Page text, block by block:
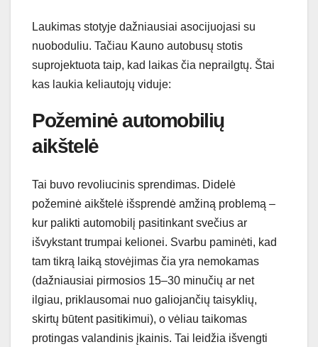
Laukimas stotyje dažniausiai asocijuojasi su
nuoboduliu. Tačiau Kauno autobusų stotis
suprojektuota taip, kad laikas čia neprailgtų. Štai
kas laukia keliautojų viduje:
Požeminė automobilių
aikštelė
Tai buvo revoliucinis sprendimas. Didelė
požeminė aikštelė išsprendė amžiną problemą –
kur palikti automobilį pasitinkant svečius ar
išvykstant trumpai kelionei. Svarbu paminėti, kad
tam tikrą laiką stovėjimas čia yra nemokamas
(dažniausiai pirmosios 15–30 minučių ar net
ilgiau, priklausomai nuo galiojančių taisyklių,
skirtų būtent pasitikimui), o vėliau taikomas
protingas valandinis įkainis. Tai leidžia išvengti